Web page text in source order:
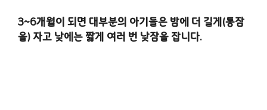
3~6개월이 되면 대부분의 아기들은 밤에 더 길게(통잠
을) 자고 낮에는 짧게 여러 번 낮잠을 잡니다.